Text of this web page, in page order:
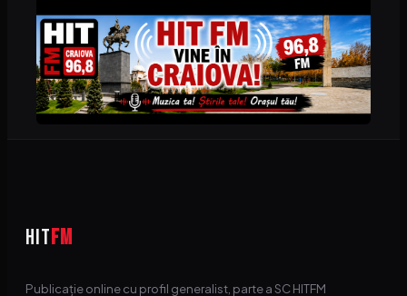
HIT FM
Publicație online cu profil generalist, parte a SC HITFM